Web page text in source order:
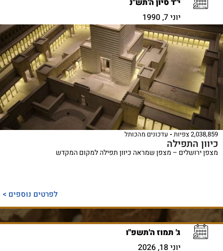
י"ד סיון ה'תש"נ
יוני 7, 1990
2,038,859 צפיות עדכונים מהכותל
כיוון התפילה
מצפן ירושלים – מצפן שמראה כיוון תפילה למקום המקדש
לפרטים נוספים >
ג' תמוז ה'תשפ"ו
יוני 18, 2026